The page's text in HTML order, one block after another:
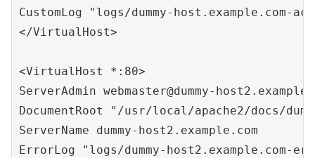
CustomLog "logs/dummy-host.example.com-
</VirtualHost>
<VirtualHost *:80>
ServerAdmin webmaster@dummy-
DocumentRoot "/usr/local/apache2/docs/
ServerName dummy-host2.example.com
ErrorLog "logs/dummy-host2.example.com-